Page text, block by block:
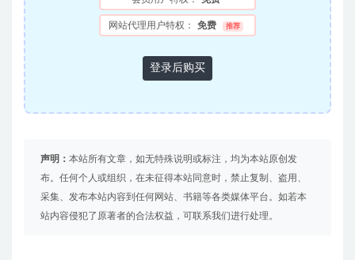
网站代理用户特权： 免费 推荐
登录后购买
声明： 本站所有文章，如无特殊说明或标注，均为本站原创发
布。任何个人或组织，在未征得本站同意时，禁止复制、盗用、
采集、发布本站内容到任何网站、书籍等各类媒体平台。如若本
站内容侵犯了原著者的合法权益，可联系我们进行处理。